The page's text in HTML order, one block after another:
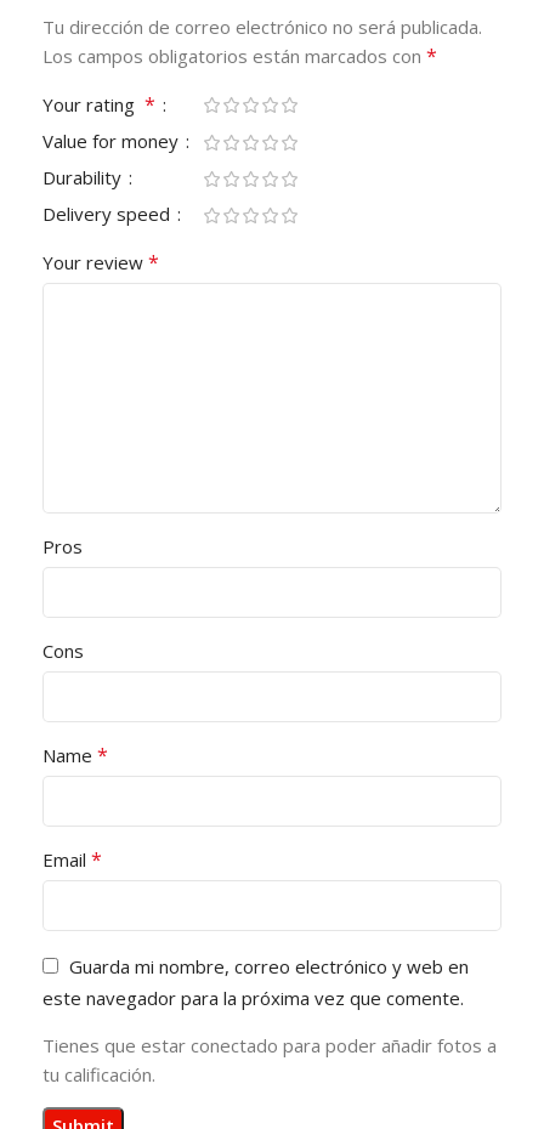
Tu dirección de correo electrónico no será publicada.
Los campos obligatorios están marcados con *
Your rating *
Value for money
Durability
Delivery speed
Your review *
Pros
Cons
Name *
Email *
Guarda mi nombre, correo electrónico y web en
este navegador para la próxima vez que comente.
Tienes que estar conectado para poder añadir fotos a
tu calificación.